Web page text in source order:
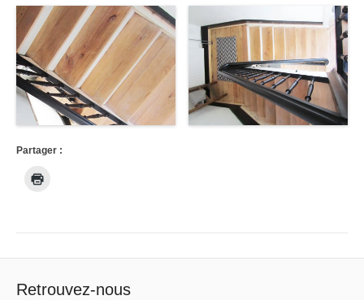
Partager :
Retrouvez-nous